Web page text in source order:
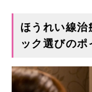
ほうれい線治
ック選びのポ